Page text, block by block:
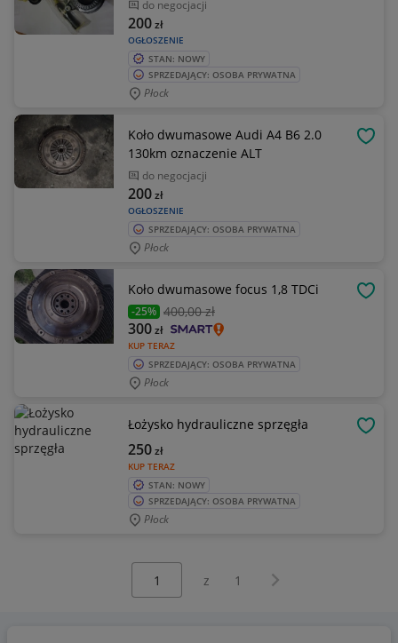
do negocjacji
OGŁOSZENIE
200zł
STAN: NOWY
SPRZEDAJĄCY: OSOBA PRYWATNA
Płock
Koło dwumasowe Audi A4 B6 2.0
130km oznaczenie ALT
do negocjacji
OGŁOSZENIE
200zł
SPRZEDAJĄCY: OSOBA PRYWATNA
Płock
Koło dwumasowe focus 1,8 TDCi
-25% 400,00 zł
KUP TERAZ
300zł
SPRZEDAJĄCY: OSOBA PRYWATNA
Płock
Łożysko hydrauliczne sprzęgła
KUP TERAZ
250zł
STAN: NOWY
SPRZEDAJĄCY: OSOBA PRYWATNA
Płock
z 1 Następna strona